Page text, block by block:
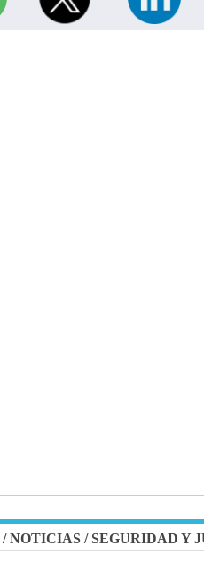
/NOTICIAS /SEGURIDAD Y